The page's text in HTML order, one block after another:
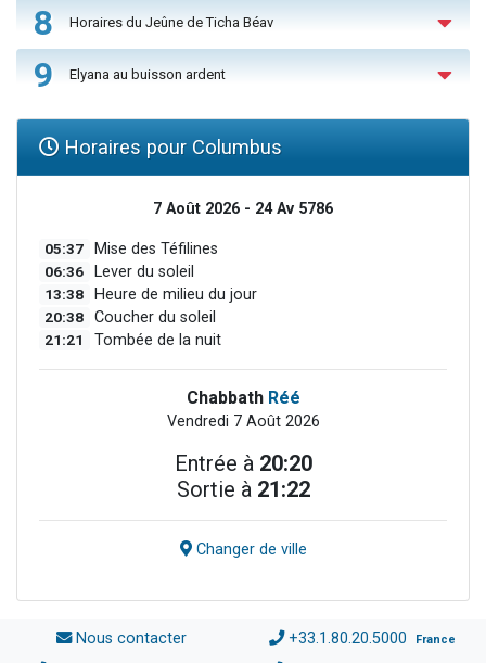
8 Horaires du Jeûne de Ticha Béav
9 Elyana au buisson ardent
Horaires pour Columbus
7 Août 2026 - 24 Av 5786
05:37 Mise des Téfilines
06:36 Lever du soleil
13:38 Heure de milieu du jour
20:38 Coucher du soleil
21:21 Tombée de la nuit
Chabbath Réé
Vendredi 7 Août 2026
Entrée à 20:20
Sortie à 21:22
Changer de ville
Nous contacter +33.1.80.20.5000 France